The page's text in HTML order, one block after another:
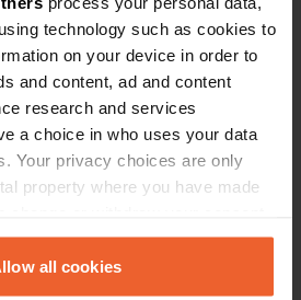
technology such as cookies to
on your device in order to
and content, ad and content
research and services
a choice in who uses your data
Your privacy choices are only
property where you have made
Declaration or by clicking on
all cookies
à un
—il y a plus de 6